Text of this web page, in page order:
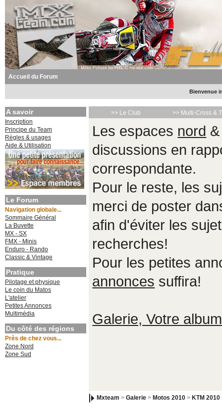
Accueil du Forum
Bienvenue
A savoir
Inscription
Principe du Team
Règles & usages
Aide & Utilisation
Le Forum
Navigation globale...
Sommaire Général
La Buvette
MX - SX
FMX - Minis
Enduro - Rando
Classic & Vintage
Pratique
Pilotage et physique
Le coin du Matos
L'atelier
Petites Annonces
Multimédia
Du côté des régions
Près de chez vous...
Zone Nord
Zone Sud
>> Le Club >> Multi-Cross &
Les espaces nord
discussions en
correspondante.
Pour le reste, les
merci de poster
afin d'éviter les
recherches!
Pour les petites
annonces suffira!
Galerie, Votre
Mxteam >Galerie > Motos 2010 > KTM 2010